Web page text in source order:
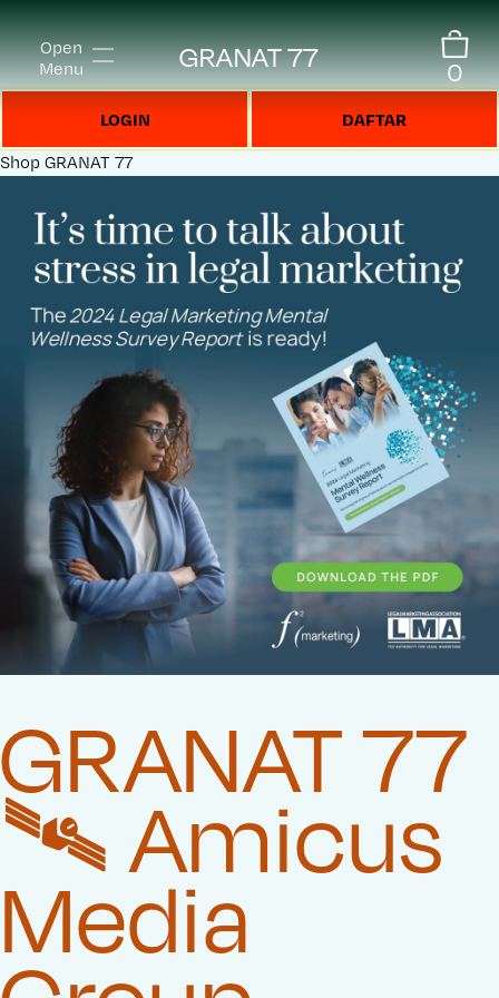
Open
Menu
GRANAT 77 0
LOGIN DAFTAR
Shop GRANAT 77
GRANAT 77
🛰️‍ Amicus
Media